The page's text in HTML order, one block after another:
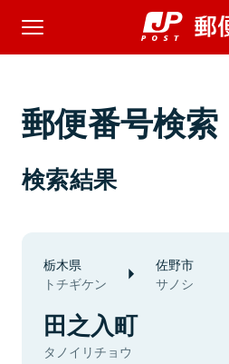
郵便番号検索
検索結果
栃木県
トチギケン
佐野市
サノシ
田之入町
タノイリチョウ